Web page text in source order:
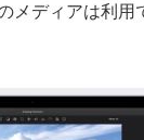
メディアは利用